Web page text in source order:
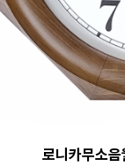
로니카무소